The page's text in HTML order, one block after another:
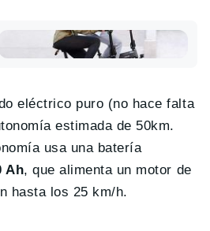
eléctrico puro (no hace falta
estimada de 50km.
usa una batería
Ah, que alimenta un motor de
hasta los 25 km/h.